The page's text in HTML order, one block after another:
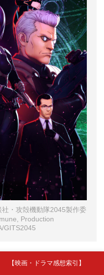
・攻殻機動隊2045製作委
Production
GITS2045
【映画・ドラマ感想索引】